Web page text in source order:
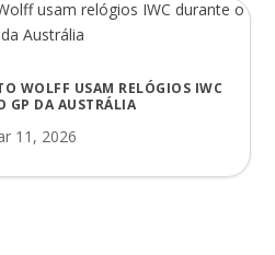
WOLFF USAM RELÓGIOS IWC
GP DA AUSTRÁLIA
11, 2026